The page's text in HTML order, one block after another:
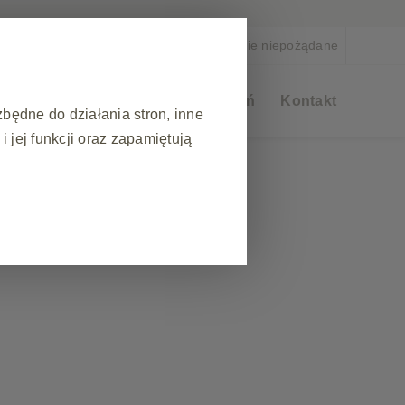
Zgłoś działanie niepożądane
Akademia Szczepień Kontakt
do działania stron, inne
jej funkcji oraz zapamiętują
wizyty na stronie
strony
te pliki cookie lub
żadnych danych